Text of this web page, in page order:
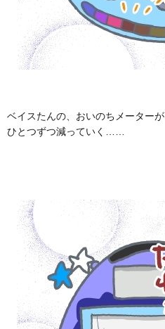
ベイスたんの、おいのちメーターが
ひとつずつ減っていく……